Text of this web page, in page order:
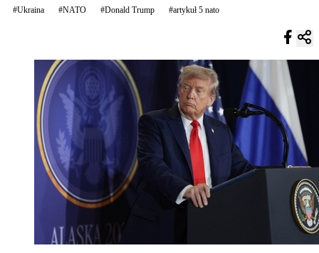
#Ukraina #NATO #Donald Trump #artykuł 5 nato